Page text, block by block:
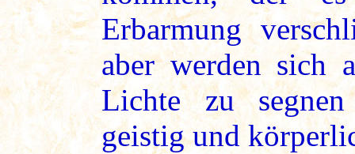
Erbarmung
aber werden sich
Lichte zu
geistig und